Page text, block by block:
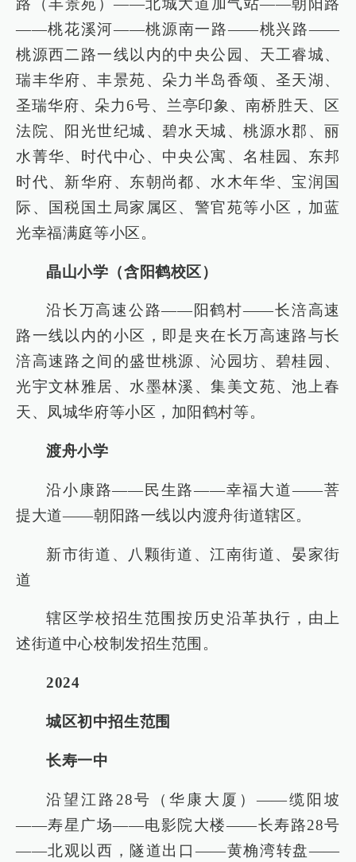
路（丰景苑）——北城大道加气站——朝阳路
——桃花溪河——桃源南一路——桃兴路——
桃源西二路一线以内的中央公园、天工睿城、
瑞丰华府、丰景苑、朵力半岛香颂、圣天湖、
圣瑞华府、朵力6号、兰亭印象、南桥胜天、区
法院、阳光世纪城、碧水天城、桃源水郡、丽
水菁华、时代中心、中央公寓、名桂园、东邦
时代、新华府、东朝尚都、水木年华、宝润国
际、国税国土局家属区、警官苑等小区，加蓝
光幸福满庭等小区。
晶山小学（含阳鹤校区）
沿长万高速公路——阳鹤村——长涪高速
路一线以内的小区，即是夹在长万高速路与长
涪高速路之间的盛世桃源、沁园坊、碧桂园、
光宇文林雅居、水墨林溪、集美文苑、池上春
天、凤城华府等小区，加阳鹤村等。
渡舟小学
沿小康路——民生路——幸福大道——菩
提大道——朝阳路一线以内渡舟街道辖区。
新市街道、八颗街道、江南街道、晏家街
道
辖区学校招生范围按历史沿革执行，由上
述街道中心校制发招生范围。
2024
城区初中招生范围
长寿一中
沿望江路28号（华康大厦）——缆阳坡
——寿星广场——电影院大楼——长寿路28号
——北观以西，隧道出口——黄桷湾转盘——